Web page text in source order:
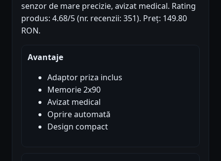
senzor de mare precizie, avizat medical. Rating
produs: 4.68/5 (nr. recenzii: 351). Preț: 149.80
RON.
Avantaje
Adaptor priza inclus
Memorie 2x90
Avizat medical
Oprire automată
Design compact